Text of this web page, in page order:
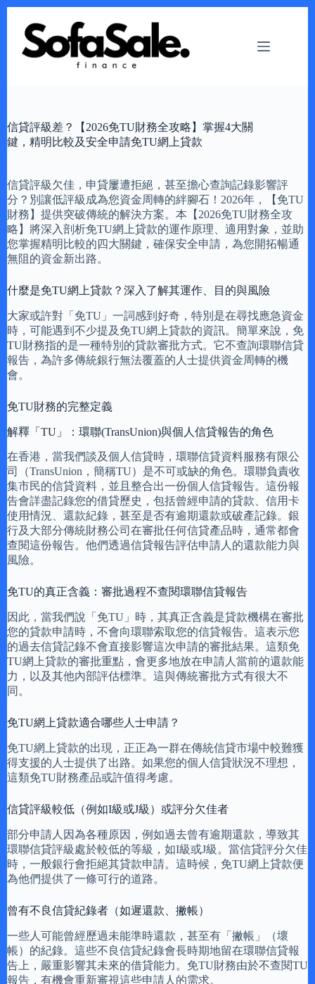
content
信貸評級差？【2026免TU財務全攻略】掌握4大關
鍵，精明比較及安全申請免TU網上貸款
信貸評級欠佳，申貸屢遭拒絕，甚至擔心查詢記錄影響評
分？別讓低評級成為您資金周轉的絆腳石！2026年，【免TU
財務】提供突破傳統的解決方案。本【2026免TU財務全攻
略】將深入剖析免TU網上貸款的運作原理、適用對象，並助
您掌握精明比較的四大關鍵，確保安全申請，為您開拓暢通
無阻的資金新出路。
什麼是免TU網上貸款？深入了解其運作、目的與風險
大家或許對「免TU」一詞感到好奇，特別是在尋找應急資金
時，可能遇到不少提及免TU網上貸款的資訊。簡單來說，免
TU財務指的是一種特別的貸款審批方式。它不查詢環聯信貸
報告，為許多傳統銀行無法覆蓋的人士提供資金周轉的機
會。
免TU財務的完整定義
解釋「TU」：環聯(TransUnion)與個人信貸報告的角色
在香港，當我們談及個人信貸時，環聯信貸資料服務有限公
司（TransUnion，簡稱TU）是不可或缺的角色。環聯負責收
集市民的信貸資料，並且整合出一份個人信貸報告。這份報
告會詳盡記錄您的借貸歷史，包括曾經申請的貸款、信用卡
使用情況、還款紀錄，甚至是否有逾期還款或破產記錄。銀
行及大部分傳統財務公司在審批任何信貸產品時，通常都會
查閱這份報告。他們透過信貸報告評估申請人的還款能力與
風險。
免TU的真正含義：審批過程不查閱環聯信貸報告
因此，當我們說「免TU」時，其真正含義是貸款機構在審批
您的貸款申請時，不會向環聯索取您的信貸報告。這表示您
的過去信貸記錄不會直接影響這次申請的審批結果。這類免
TU網上貸款的審批重點，會更多地放在申請人當前的還款能
力，以及其他內部評估標準。這與傳統審批方式有很大不
同。
免TU網上貸款適合哪些人士申請？
免TU網上貸款的出現，正正為一群在傳統信貸市場中較難獲
得支援的人士提供了出路。如果您的個人信貸狀況不理想，
這類免TU財務產品或許值得考慮。
信貸評級較低（例如I級或J級）或評分欠佳者
部分申請人因為各種原因，例如過去曾有逾期還款，導致其
環聯信貸評級處於較低的等級，如I級或J級。當信貸評分欠佳
時，一般銀行會拒絕其貸款申請。這時候，免TU網上貸款便
為他們提供了一條可行的道路。
曾有不良信貸紀錄者（如遲還款、撇帳）
一些人可能曾經歷過未能準時還款，甚至有「撇帳」（壞
帳）的紀錄。這些不良信貸紀錄會長時期地留在環聯信貸報
告上，嚴重影響其未來的借貸能力。免TU財務由於不查閱TU
報告，有機會重新審視這些申請人的需求。